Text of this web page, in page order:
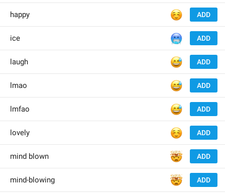
ADD
☺️
happy
ADD
🥶
ice
ADD
😅
laugh
ADD
😅
lmao
ADD
😅
lmfao
ADD
☺️
lovely
ADD
🤯
mind blown
ADD
🤯
mind-blowing